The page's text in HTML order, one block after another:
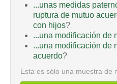
...unas medidas
ruptura de mutuo
con hijos?
...una modificación de
...una modificación de
acuerdo?
Esta es sólo una muestra de